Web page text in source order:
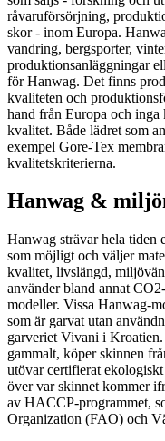
råvaruförsörjning,
skor - inom Europa.
vandring, bergsporter,
produktionsanläggningar
för Hanwag. Det finns
kvaliteten och
hand från Europa och
kvalitet. Både lädret som
exempel Gore-Tex
kvalitetskriterierna.
Hanwag &
Hanwag strävar hela tiden
som möjligt och väljer
kvalitet, livslängd,
använder bland annat
modeller. Vissa Hanwag-
som är garvat utan
garveriet Vivani i
gammalt, köper skinnen
utövar certifierat
över var skinnet kommer
av HACCP-programmet,
Organization (FAO) och